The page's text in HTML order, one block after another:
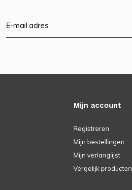
Mijn account
Registreren
Mijn bestellingen
Mijn verlanglijst
Vergelijk producten